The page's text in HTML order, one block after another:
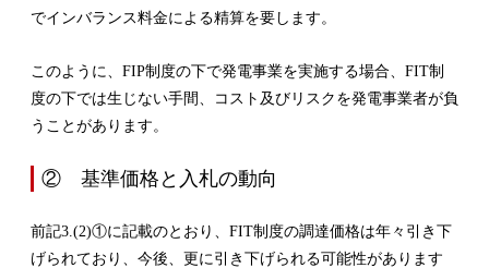
でインバランス料金による精算を要します。
このように、FIP制度の下で発電事業を実施する場合、FIT制
度の下では生じない手間、コスト及びリスクを発電事業者が負
うことがあります。
② 基準価格と入札の動向
前記3.(2)①に記載のとおり、FIT制度の調達価格は年々引き下
げられており、今後、更に引き下げられる可能性があります